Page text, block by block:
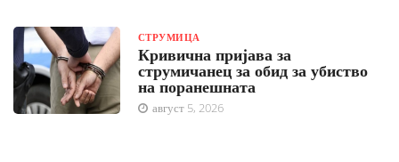
СТРУМИЦА
Кривична пријава за
струмичанец за обид за убиство
на поранешната
август 5, 2026